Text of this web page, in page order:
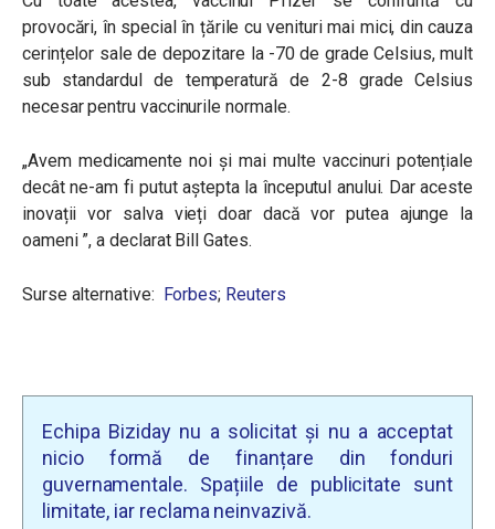
provocări, în special în țările cu venituri mai mici, din cauza
cerințelor sale de depozitare la -70 de grade Celsius, mult
sub standardul de temperatură de 2-8 grade Celsius
necesar pentru vaccinurile normale.
„Avem medicamente noi și mai multe vaccinuri potențiale
decât ne-am fi putut aștepta la începutul anului. Dar aceste
inovații vor salva vieți doar dacă vor putea ajunge la
oameni ”, a declarat Bill Gates.
Surse alternative: Forbes; Reuters
Echipa Biziday nu a solicitat și nu a acceptat
nicio formă de finanțare din fonduri
guvernamentale. Spațiile de publicitate sunt
limitate, iar reclama neinvazivă.